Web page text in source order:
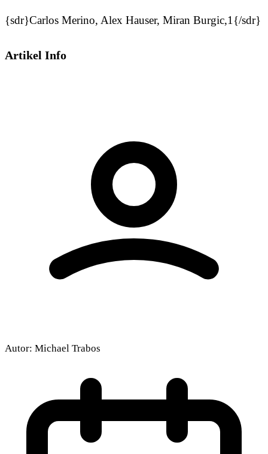
{sdr}Carlos Merino, Alex Hauser, Miran Burgic,1{/sdr}
Artikel Info
Autor: Michael Trabos